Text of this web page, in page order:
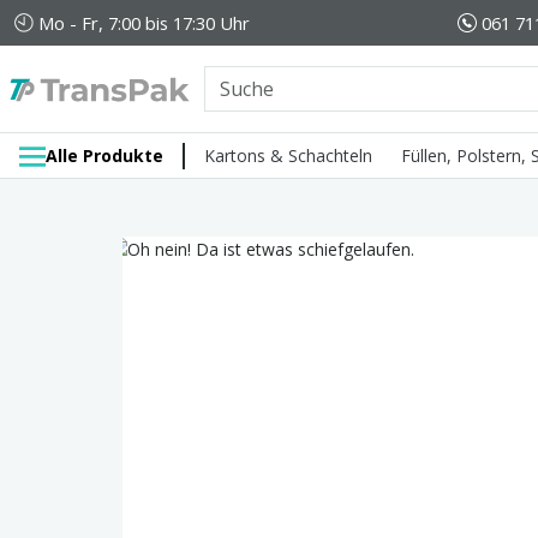
Mo - Fr, 7:00 bis 17:30 Uhr 061
Alle Produkte Kartons & Schachteln Füllen, Polstern,